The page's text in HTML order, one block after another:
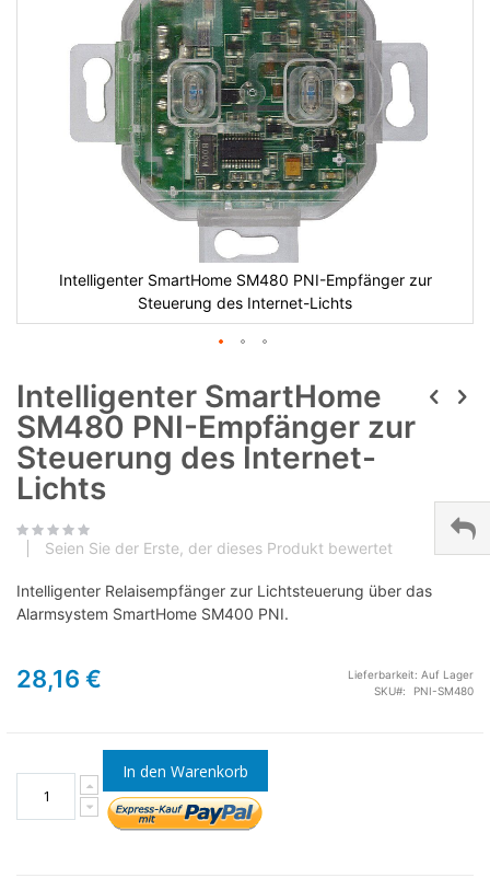
Intelligenter SmartHome SM480 PNI-Empfänger zur
Steuerung des Internet-Lichts
Intelligenter SmartHome
SM480 PNI-Empfänger zur
Steuerung des Internet-
Lichts
Seien Sie der Erste, der dieses Produkt bewertet
Intelligenter Relaisempfänger zur Lichtsteuerung über das
Alarmsystem SmartHome SM400 PNI.
28,16 € Lieferbarkeit: Auf Lager
SKU
PNI-SM480
In den Warenkorb